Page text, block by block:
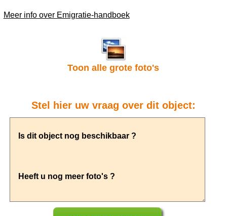
Meer info over Emigratie-handboek
Toon alle grote foto's
Stel hier uw vraag over dit object: